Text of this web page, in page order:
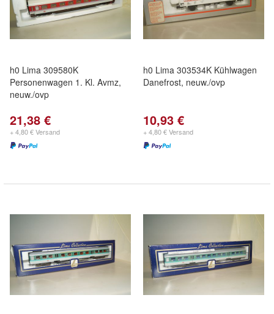
h0 Lima 309580K
Personenwagen 1. Kl. Avmz,
neuw./ovp
21,38 €
+ 4,80 € Versand
h0 Lima 303534K Kühlwagen
Danefrost, neuw./ovp
10,93 €
+ 4,80 € Versand